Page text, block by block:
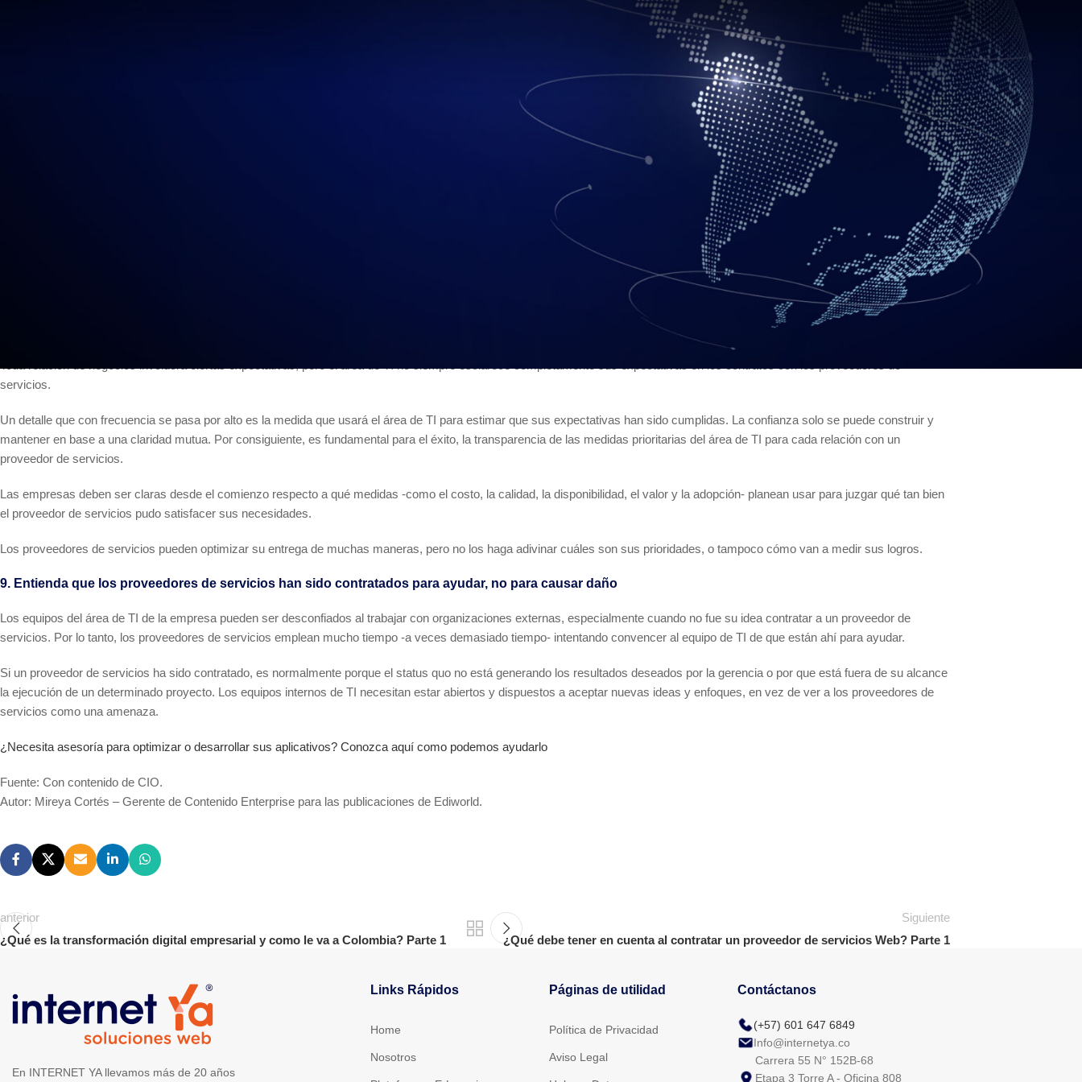
Los proveedores de servicios podrían tener dificultad para interactuar con áreas de TI que tienen varias “subareas” independientes, así que es importante que el área de TI designe a
Quien sea que represente al equipo del área de TI de la empresa, debería ser alguien capaz de tener a su alcance a varias áreas dentro de TI para hacer que todos los equipos
La comunicación puede ser un gran obstáculo para las relaciones entre el área de TI de la empresa y el proveedor de servicios. Desde el inicio, los proveedores de servicios deben
Asegúrese de estipular en su contrato los sistemas de comunicación esenciales para el flujo de trabajo del área de TI de la empresa.
servicios.
Un detalle que con frecuencia se pasa por alto es la medida que usará el área de TI para estimar que sus expectativas han sido cumplidas. La confianza solo se puede construir y
mantener en base a una claridad mutua. Por consiguiente, es fundamental para el éxito, la transparencia de las medidas prioritarias del área de TI para cada relación con un
proveedor de servicios.
Las empresas deben ser claras desde el comienzo respecto a qué medidas -como el costo, la calidad, la disponibilidad, el valor y la adopción- planean usar para juzgar qué tan bien
el proveedor de servicios pudo satisfacer sus necesidades.
Los proveedores de servicios pueden optimizar su entrega de muchas maneras, pero no los haga adivinar cuáles son sus prioridades, o tampoco cómo van a medir sus logros.
9. Entienda que los proveedores de servicios han sido contratados para ayudar, no para causar daño
Los equipos del área de TI de la empresa pueden ser desconfiados al trabajar con organizaciones externas, especialmente cuando no fue su idea contratar a un proveedor de
servicios. Por lo tanto, los proveedores de servicios emplean mucho tiempo -a veces demasiado tiempo- intentando convencer al equipo de TI de que están ahí para ayudar.
Si un proveedor de servicios ha sido contratado, es normalmente porque el status quo no está generando los resultados deseados por la gerencia o por que está fuera de su alcance
la ejecución de un determinado proyecto. Los equipos internos de TI necesitan estar abiertos y dispuestos a aceptar nuevas ideas y enfoques, en vez de ver a los proveedores de
servicios como una amenaza.
¿Necesita asesoría para optimizar o desarrollar sus aplicativos? Conozca aquí como podemos ayudarlo
Fuente: Con contenido de CIO.
Autor: Mireya Cortés – Gerente de Contenido Enterprise para las publicaciones de Ediworld.
anterior
¿Qué es la transformación digital empresarial y como le va a Colombia? Parte 1
Siguiente
¿Qué debe tener en cuenta al contratar un proveedor de servicios Web? Parte 1
En INTERNET YA llevamos más de 20 años
Links Rápidos
Home
Nosotros
Páginas de utilidad
Política de Privacidad
Aviso Legal
Contáctanos
(+57) 601 647 6849
Info@internetya.co
Carrera 55 N° 152B-68
Etapa 3 Torre A - Oficina 808